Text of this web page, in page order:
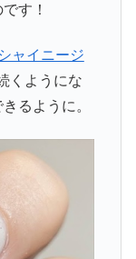
す！
シャイニージ
くようにな
るように。